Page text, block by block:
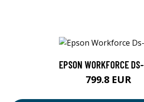
EPSON WORKFORCE
799.8 EUR